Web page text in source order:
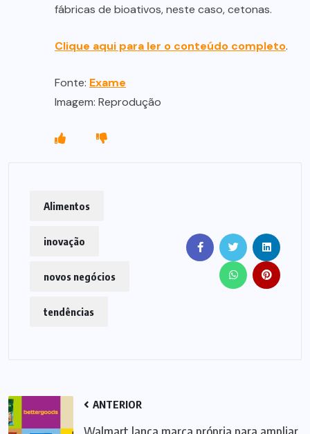
fábricas de bioativos, neste caso, cetonas.
Clique aqui para ler o conteúdo completo.
Fonte: Exame
Imagem: Reprodução
Alimentos
inovação
novos negócios
tendências
ANTERIOR
Walmart lança marca própria para ampliar